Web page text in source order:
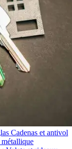
Cadenas et antivol